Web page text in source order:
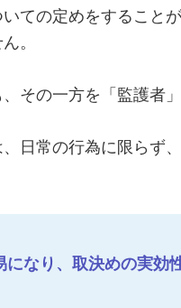
ての定めをすること
。
その一方を「監護者
日常の行為に限らず
なり、取決めの実効